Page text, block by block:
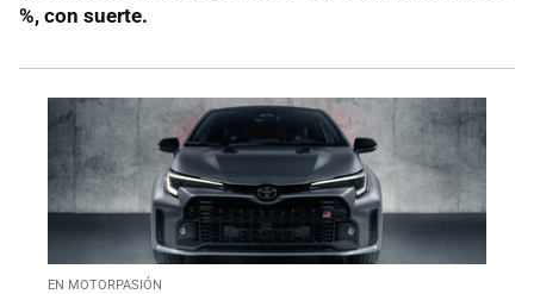
%, con suerte.
EN MOTORPASIÓN